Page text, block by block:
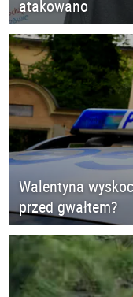
atakowano
Walentyna
przed gwałtem?